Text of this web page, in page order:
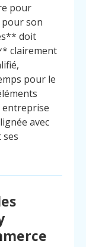
pour
son
doit
clairement
pour le
avec